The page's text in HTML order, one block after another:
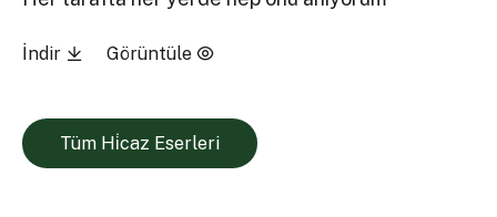
İndir Görüntüle
Tüm Hi̇caz Eserleri